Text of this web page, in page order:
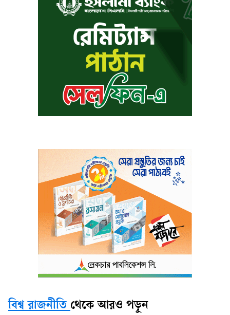
বিশ্ব রাজনীতি থেকে আরও পড়ুন